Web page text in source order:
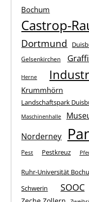
Bochum
Castrop-
Dortmund
Gelsenkirchen
Herne
Krummhörn
Landschaftspark
Maschinenhalle
Norderney
Pest Pestkreuz
Ruhr-Universität
Schwerin SOOC